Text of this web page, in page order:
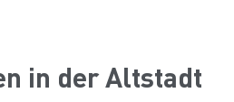
in der Altstadt